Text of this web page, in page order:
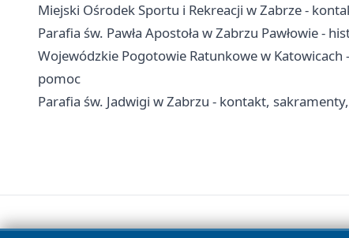
Miejski Ośrodek Sportu i Rekreacji w Zabrze -
Parafia św. Pawła Apostoła w Zabrzu Pawłowie -
Wojewódzkie Pogotowie Ratunkowe w
pomoc
Parafia św. Jadwigi w Zabrzu - kontakt,